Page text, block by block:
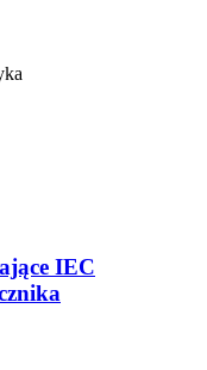
IEC